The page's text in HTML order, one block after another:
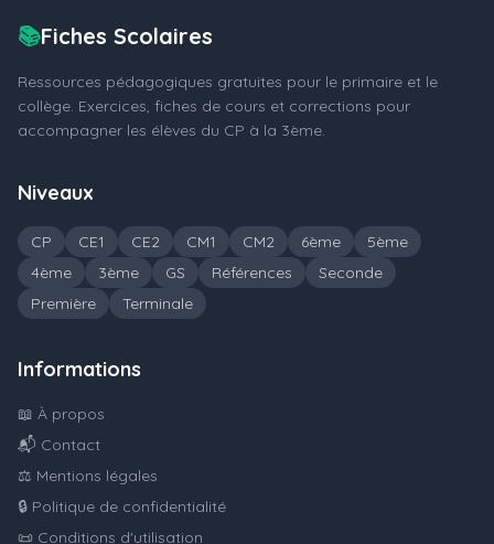
📚Fiches Scolaires
Ressources pédagogiques gratuites pour le primaire et le
collège. Exercices, fiches de cours et corrections pour
accompagner les élèves du CP à la 3ème.
Niveaux
CP CE1 CE2 CM1 CM2 6ème
5ème
4ème
3ème GS Références
Seconde
Première
Terminale
Informations
📖 À propos
📬 Contact
⚖️ Mentions légales
🔒 Politique de confidentialité
📜 Conditions d'utilisation